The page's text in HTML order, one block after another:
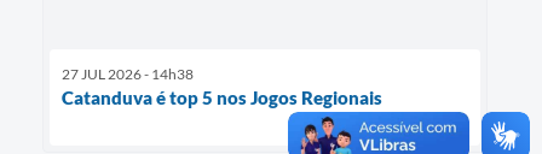
27 JUL 2026 - 14h38
Catanduva é top 5 nos Jogos Regionais